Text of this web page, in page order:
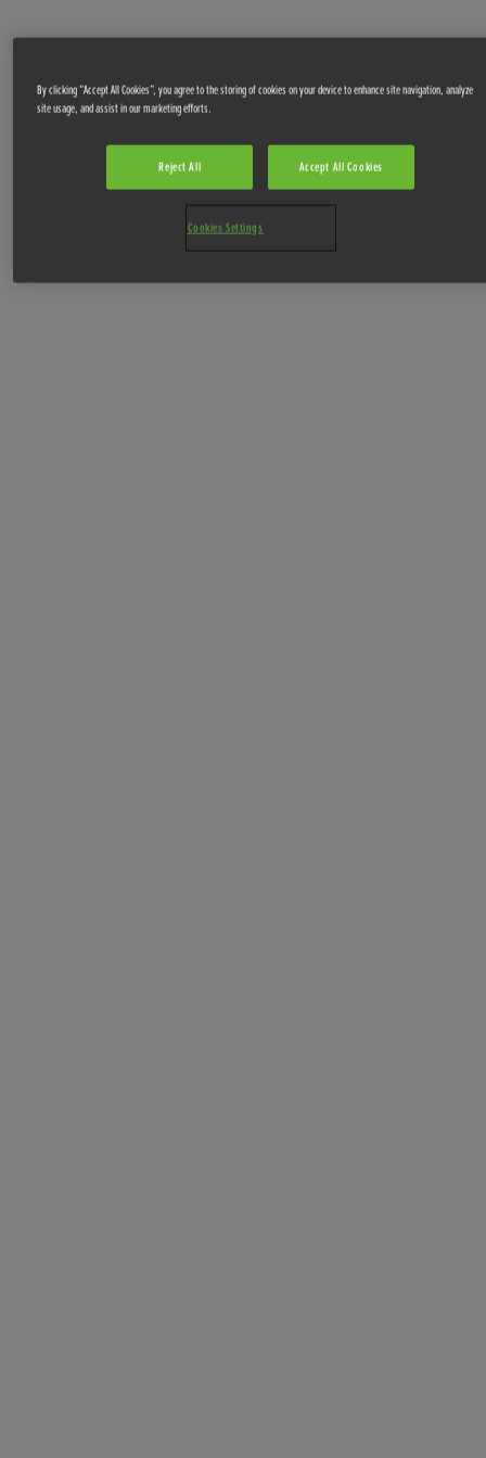
By clicking “Accept All Cookies”, you agree to the storing of cookies on your device to enhance site navigation, analyze
site usage, and assist in our marketing efforts.
Reject All Accept All Cookies
Cookies Settings